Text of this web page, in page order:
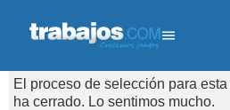
El proceso de selección para
ha cerrado. Lo sentimos mucho.